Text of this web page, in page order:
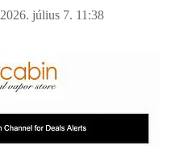
2026. július 7. 11:38